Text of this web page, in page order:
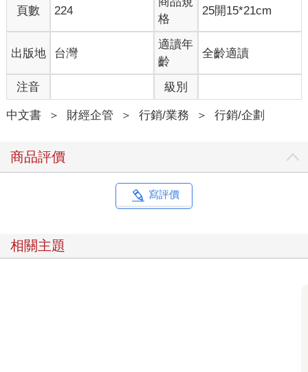
說到個人品牌，也許你積極地有心栽花，想自眾生中脫穎而出，
或者你消極地無心插柳，自然隨緣。你都必須從二十四種果醬那
攤移形換位到六種果醬這攤，方法正是在你這坨果醬上烙下辨識
度的烙印，攫取你在乎的那群人的青睞。沒有烙印，沒有辨識；
缺乏辨識，印象模糊，只能淹沒在幾十上百種果醬堆裡。
身份單純的個人面對個人品牌，可做可不做，視動機、野心而
定。擁有複式身份的個人如企業主、高階經理人、業務代表、對
外發言人等等，抱歉，會被迫擺在果醬攤上供人品頭論足。因為
複式身份上，你不只對個人身份負責，還要對職銜身份或頭銜身
份負責。如果你不刻意經營個人品牌，等於讓自己這坨果醬躺在
沒錯，個人品牌、企業品牌、產品品牌、雇主品牌這四個品牌樣
怎麼影響企業、產品、雇主形象。當下，由於網路打破個人隱私
防火牆，強制連結個人言行到企業、產品、雇主身上，恭喜，你
頁數 224
格
25開15*21cm
出版地 台灣
適讀年
齡
全齡適讀
注音 級別
中文書 ＞ 財經企管 ＞ 行銷/業務 ＞ 行銷/企劃
商品評價
寫評價
相關主題